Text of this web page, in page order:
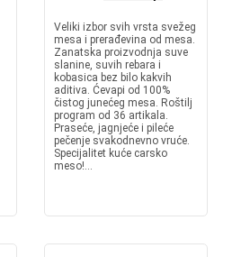
Veliki izbor svih vrsta svežeg
mesa i prerađevina od mesa.
Zanatska proizvodnja suve
slanine, suvih rebara i
kobasica bez bilo kakvih
aditiva. Ćevapi od 100%
čistog junećeg mesa. Roštilj
program od 36 artikala.
Praseće, jagnjeće i pileće
pečenje svakodnevno vruće.
Specijalitet kuće carsko
meso!...